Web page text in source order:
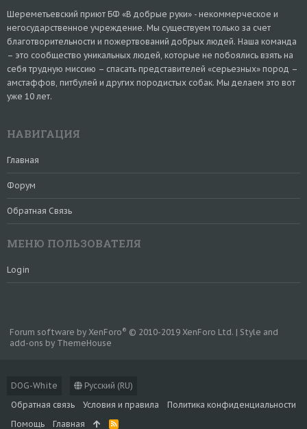
Шереметьевский приют БФ «В добрые руки» - некоммерческое и
негосударственное учреждение. Мы существуем только за счет
благотворительности и пожертвований добрых людей. Наша команда
– это сообщество уникальных людей, которые не побоялись взять на
себя трудную миссию – спасать представителей «серьезных» пород –
амстаффов, питбулей и других породистых собак. Мы делаем это вот
уже 10 лет.
НАВИГАЦИЯ
Главная
Форум
Обратная Связь
МЕНЮ ПОЛЬЗОВАТЕЛЯ
Login
DOG-White
Русский (RU)
Обратная связь
Условия и правила
Политика конфиденциальности
Помощь
Главная
R
Forum software by XenForo® © 2010-2019 XenForo Ltd. | Style and
add-ons by ThemeHouse